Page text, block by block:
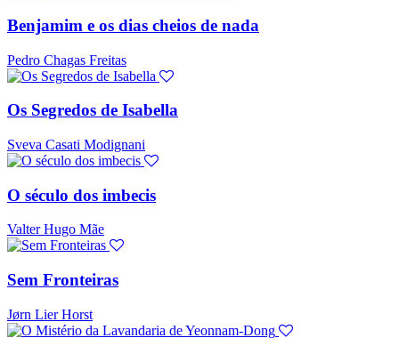
Benjamim e os dias cheios de nada
Pedro Chagas Freitas
Os Segredos de Isabella
Sveva Casati Modignani
O século dos imbecis
Valter Hugo Mãe
Sem Fronteiras
Jørn Lier Horst